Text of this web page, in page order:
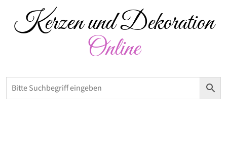
Kerzen und Dekoration
Online